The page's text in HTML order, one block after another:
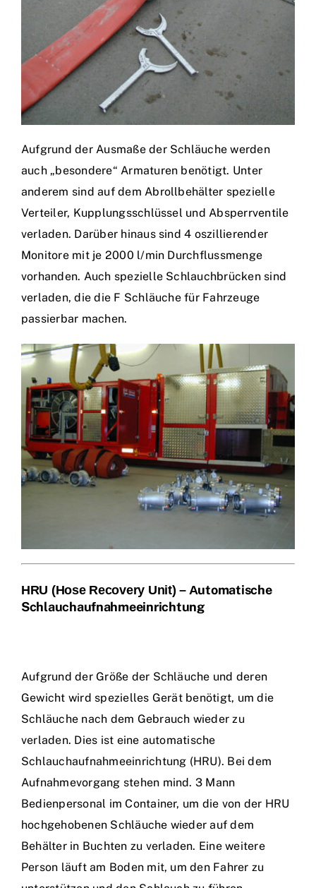
Aufgrund der Ausmaße der Schläuche werden
auch „besondere“ Armaturen benötigt. Unter
anderem sind auf dem Abrollbehälter spezielle
Verteiler, Kupplungsschlüssel und Absperrventile
verladen. Darüber hinaus sind 4 oszillierender
Monitore mit je 2000 l/min Durchflussmenge
vorhanden. Auch spezielle Schlauchbrücken sind
verladen, die die F Schläuche für Fahrzeuge
passierbar machen.
HRU (Hose Recovery Unit)– Automatische
Schlauchaufnahmeeinrichtung
Aufgrund der Größe der Schläuche und deren
Gewicht wird spezielles Gerät benötigt, um die
Schläuche nach dem Gebrauch wieder zu
verladen. Dies ist eine automatische
Schlauchaufnahmeeinrichtung (HRU). Bei dem
Aufnahmevorgang stehen mind. 3 Mann
Bedienpersonal im Container, um die von der HRU
hochgehobenen Schläuche wieder auf dem
Behälter in Buchten zu verladen. Eine weitere
Person läuft am Boden mit, um den Fahrer zu